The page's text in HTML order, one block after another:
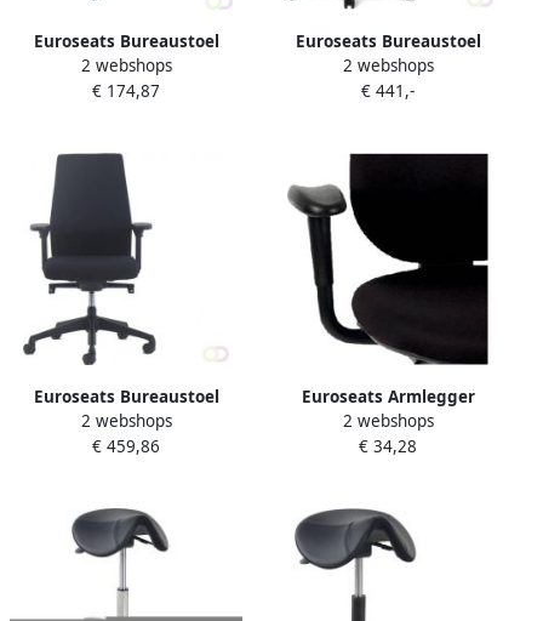
Euroseats Bureaustoel
Evora zwart
2 webshops
€ 174,87
Euroseats Bureaustoel
Curve aluminium
voetenkruis zwart
2 webshops
€ 441,-
Euroseats Bureaustoel
Excellent zwart
2 webshops
€ 459,86
Euroseats Armlegger
Brussel verstelbaar 006 2
stuks
2 webshops
€ 34,28